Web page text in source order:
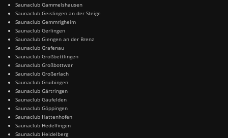
Saunaclub Gammelshausen
Saunaclub Geislingen an der Steige
Saunaclub Gemmrigheim
Saunaclub Gerlingen
Saunaclub Giengen an der Brenz
Saunaclub Grafenau
Saunaclub Großbettlingen
Saunaclub Großbottwar
Saunaclub Großerlach
Saunaclub Gruibingen
Saunaclub Gärtringen
Saunaclub Gäufelden
Saunaclub Göppingen
Saunaclub Hattenhofen
Saunaclub Hedelfingen
Saunaclub Heidelberg